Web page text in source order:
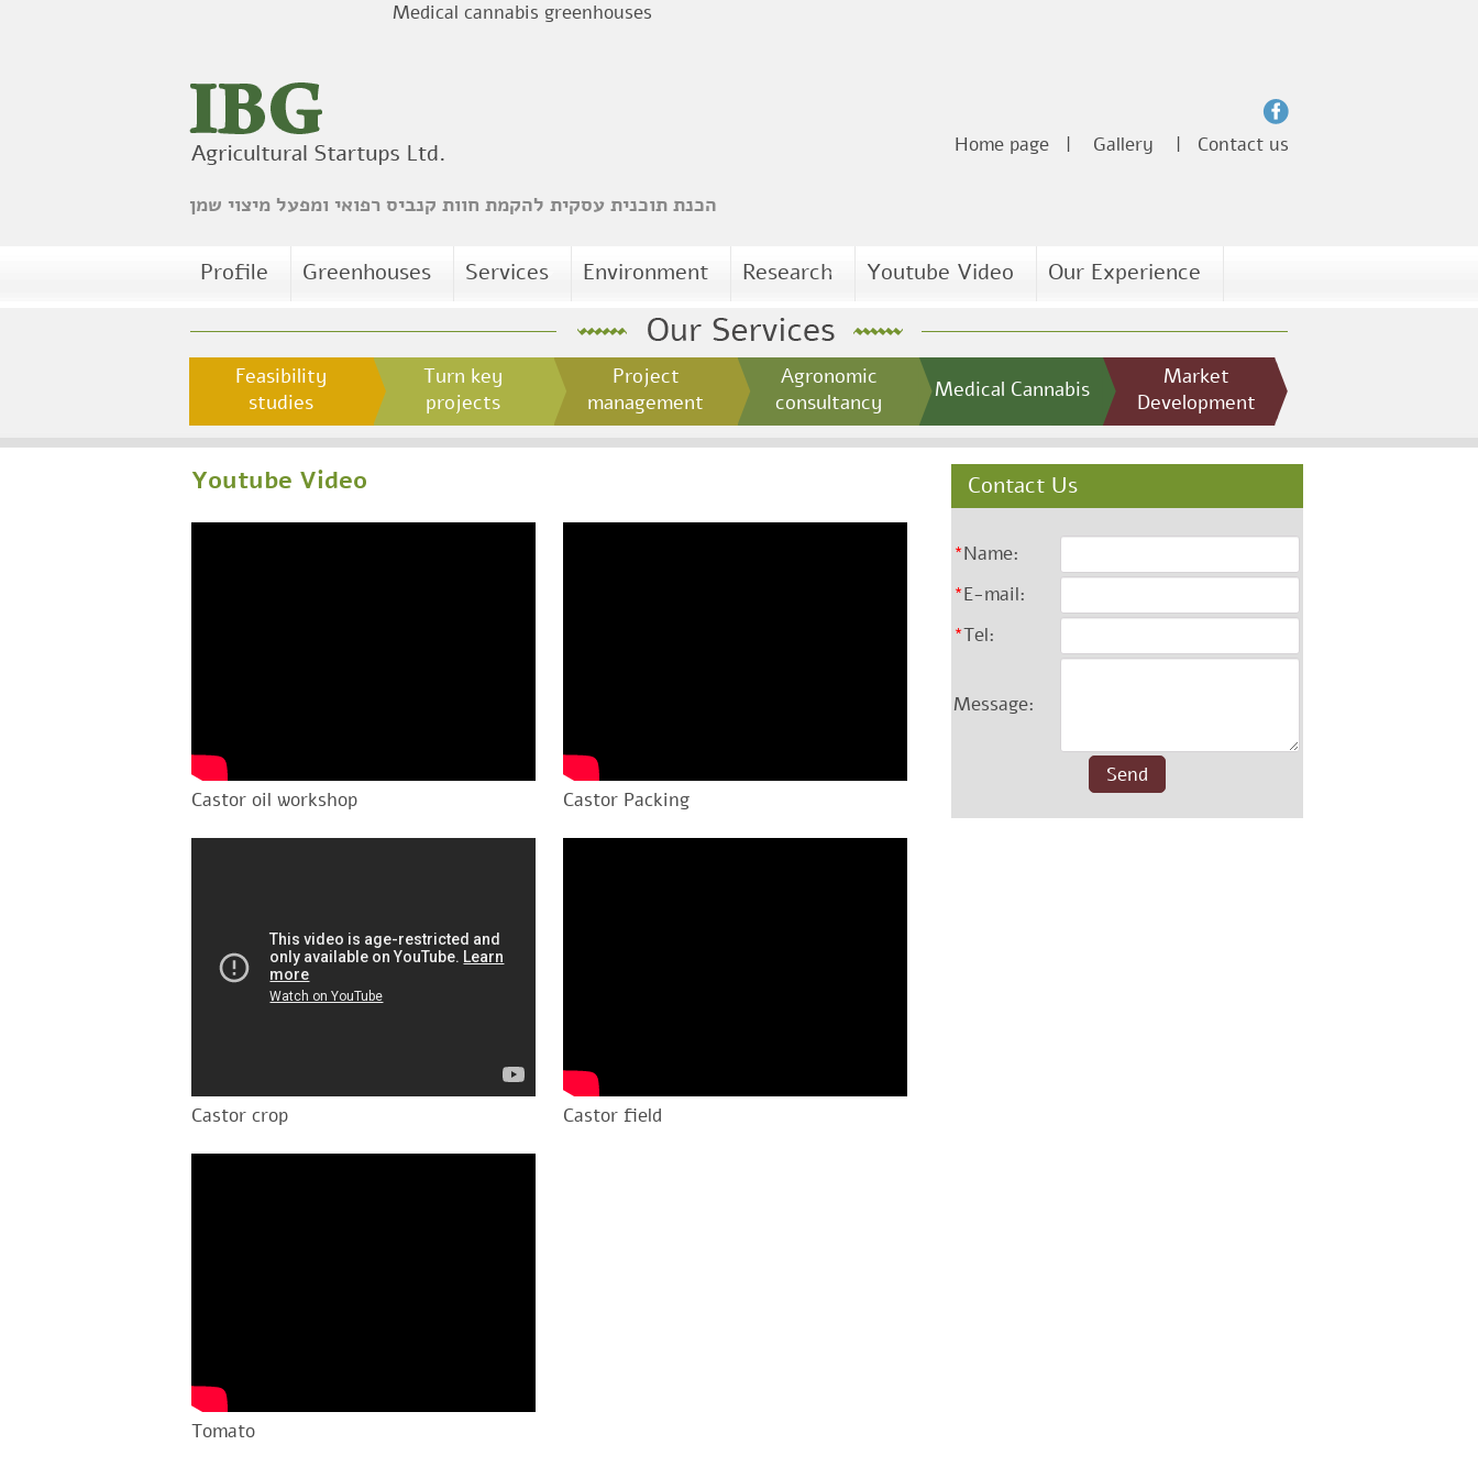
Medical cannabis greenhouses
Home page | Gallery | Contact us
הכנת תוכנית עסקית להקמת חוות קנביס רפואי ומפעל מיצוי שמן
Profile Greenhouses Services Environment Research Youtube Video Our Experience
Feasibility
studies
Turn key
projects
Project
management
Agronomic
consultancy
Medical Cannabis
Market
Development
Youtube Video
Castor oil workshop Castor Packing
Castor crop Castor field
Tomato
Contact Us